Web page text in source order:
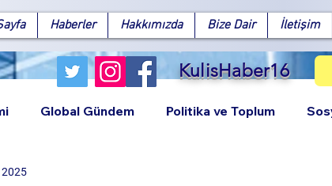
Haberler Hakkımızda Bize Dair İletişim
KulisHaber16
Global Gündem Politika ve Toplum
2025